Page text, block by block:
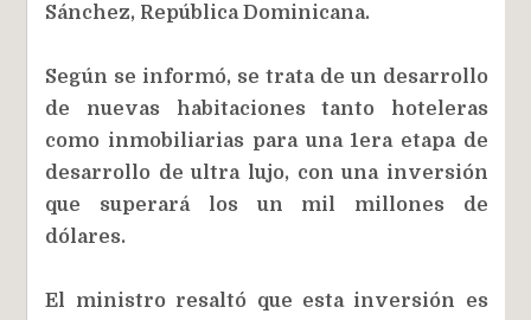
Sánchez, República Dominicana.
Según se informó, se trata de un desarrollo
de nuevas habitaciones tanto hoteleras
como inmobiliarias para una 1era etapa de
desarrollo de ultra lujo, con una inversión
que superará los un mil millones de
dólares.
El ministro resaltó que esta inversión es